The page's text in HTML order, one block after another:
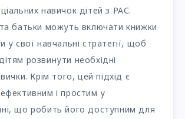
навичок дітей з РАС.
батьки можуть включати книжки
у свої навчальні стратегії, щоб
розвинути необхідні
Крім того, цей підхід є
і простим у
що робить його доступним для